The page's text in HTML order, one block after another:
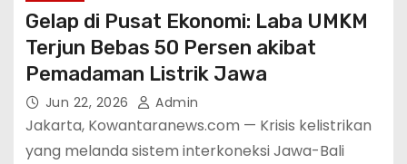
Gelap di Pusat Ekonomi: Laba UMKM
Terjun Bebas 50 Persen akibat
Pemadaman Listrik Jawa
Jun 22, 2026 Admin
Jakarta, Kowantaranews.com — Krisis kelistrikan
yang melanda sistem interkoneksi Jawa-Bali